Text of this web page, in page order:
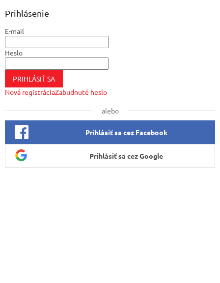
Prihlásenie
E-mail
Heslo
PRIHLÁSIŤ SA
Nová registráciaZabudnuté heslo
alebo
Prihlásiť sa cez Facebook
Prihlásiť sa cez Google